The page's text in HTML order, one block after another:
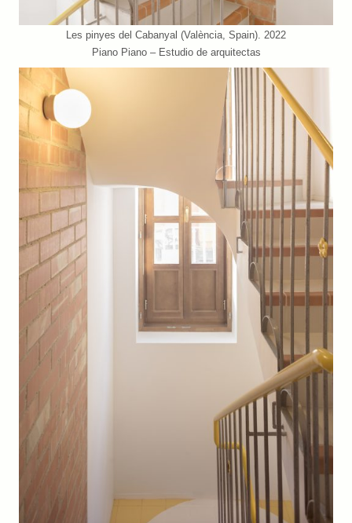
Les pinyes del Cabanyal (València, Spain). 2022
Piano Piano – Estudio de arquitectas